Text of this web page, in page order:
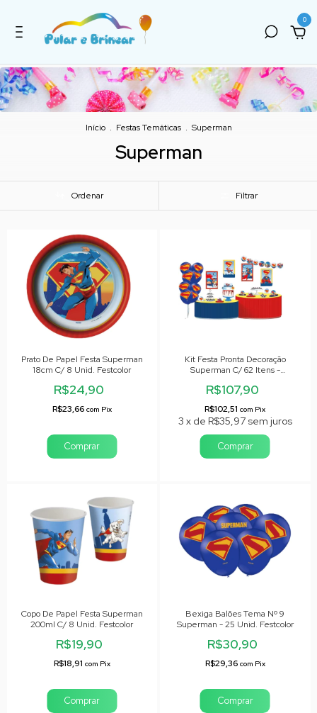
0
Início . Festas Temáticas . Superman
Superman
Ordenar Filtrar
Prato De Papel Festa Superman
18cm C/ 8 Unid. Festcolor
R$24,90
R$23,66 com Pix
Kit Festa Pronta Decoração
Superman C/ 62 Itens -
R$107,90
R$102,51com Pix
3 x de R$35,97 sem juros
Copo De Papel Festa Superman
200ml C/ 8 Unid. Festcolor
R$19,90
R$18,91 com Pix
Bexiga Balões Tema Nº 9
Superman - 25 Unid. Festcolor
R$30,90
R$29,36 com Pix